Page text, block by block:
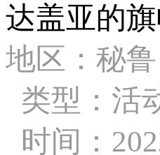
达盖亚的
地区：秘鲁
类型：活
时间：